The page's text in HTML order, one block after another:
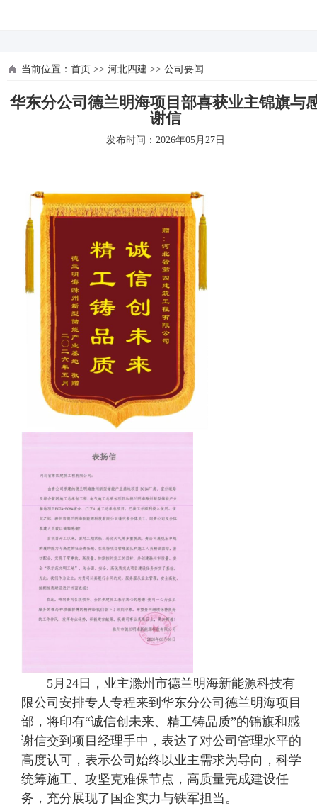
当前位置： 首页 >> 河北四建 >> 公司要闻
华东分公司德兰明海项目部喜获业主锦旗与
谢信
发布时间：2026年05月27日
5月24日，业主滁州市德兰明海新能源科技有
限公司安排专人专程来到华东分公司德兰明海项目
部，将印有“诚信创未来、精工铸品质”的锦旗和感
谢信交到项目经理手中，表达了对公司管理水平的
高度认可，表示公司始终以业主需求为导向，科学
统筹施工、攻坚克难保节点，高质量完成建设任
务，充分展现了国企实力与铁军担当。